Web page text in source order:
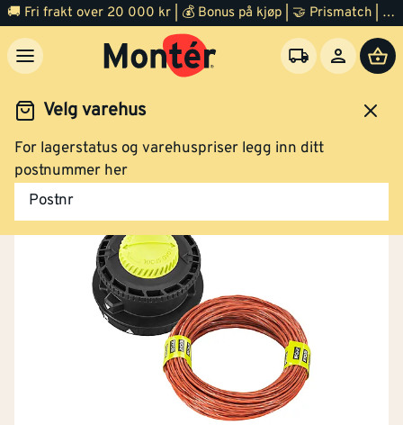
🚚 Fri frakt over 20 000 kr | 💰 Bonus på kjøp | 🤝 Prismatch | ⭐ 100% fornøyd garanti | 🏪 140 byggevarehus
Velg varehus
For lagerstatus og varehuspriser legg inn ditt
postnummer her
Postnr
Hage Gressklippere